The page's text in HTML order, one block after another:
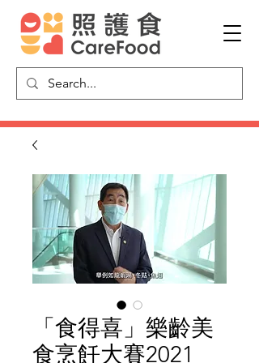
「食得喜」樂齡美
食烹飪大賽2021